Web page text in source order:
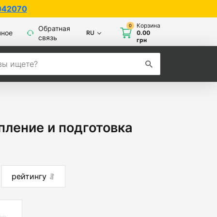
Обратная
связь
RU
0
Корзина
0.00
грн
и подготовка
рейтингу